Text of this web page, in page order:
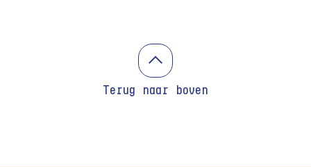
Terug naar boven